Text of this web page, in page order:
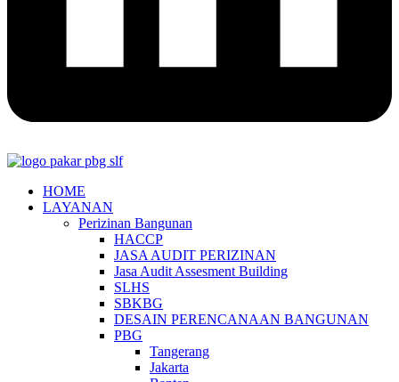
HOME
LAYANAN
Perizinan Bangunan
HACCP
JASA AUDIT PERIZINAN
Jasa Audit Assesment Building
SLHS
SBKBG
DESAIN PERENCANAAN BANGUNAN
PBG
Tangerang
Jakarta